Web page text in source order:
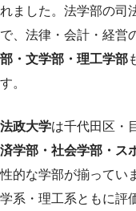
れました。法学部の司
で、法律・会計・経営
部・文学部・理工学部
す。
法政大学は千代田区・
済学部・社会学部・ス
性的な学部が揃ってい
学系・理工系ともに評